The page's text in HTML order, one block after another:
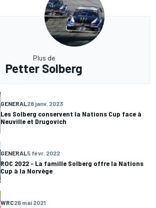
Plus de
Petter Solberg
GENERAL28 janv. 2023
Les Solberg conservent la Nations Cup face à
Neuville et Drugovich
GENERAL5 févr. 2022
ROC 2022 - La famille Solberg offre la Nations
Cup à la Norvège
WRC26 mai 2021